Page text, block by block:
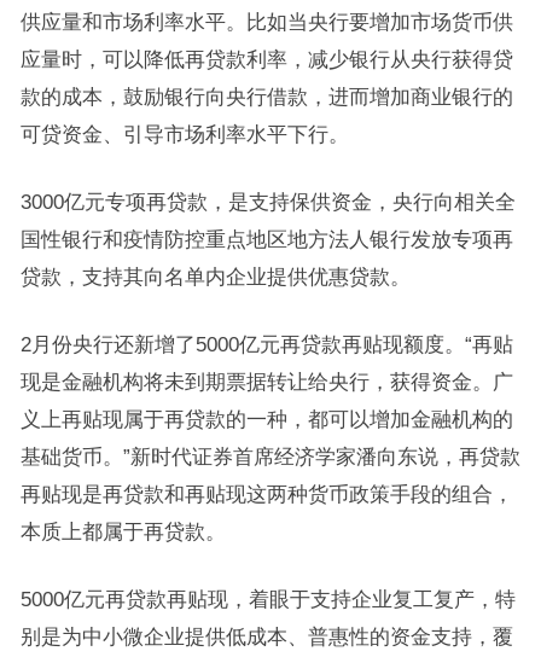
供应量和市场利率水平。比如当央行要增加市场货币供
应量时，可以降低再贷款利率，减少银行从央行获得贷
款的成本，鼓励银行向央行借款，进而增加商业银行的
可贷资金、引导市场利率水平下行。
3000亿元专项再贷款，是支持保供资金，央行向相关全
国性银行和疫情防控重点地区地方法人银行发放专项再
贷款，支持其向名单内企业提供优惠贷款。
2月份央行还新增了5000亿元再贷款再贴现额度。“再贴
现是金融机构将未到期票据转让给央行，获得资金。广
义上再贴现属于再贷款的一种，都可以增加金融机构的
基础货币。”新时代证券首席经济学家潘向东说，再贷款
再贴现是再贷款和再贴现这两种货币政策手段的组合，
本质上都属于再贷款。
5000亿元再贷款再贴现，着眼于支持企业复工复产，特
别是为中小微企业提供低成本、普惠性的资金支持，覆